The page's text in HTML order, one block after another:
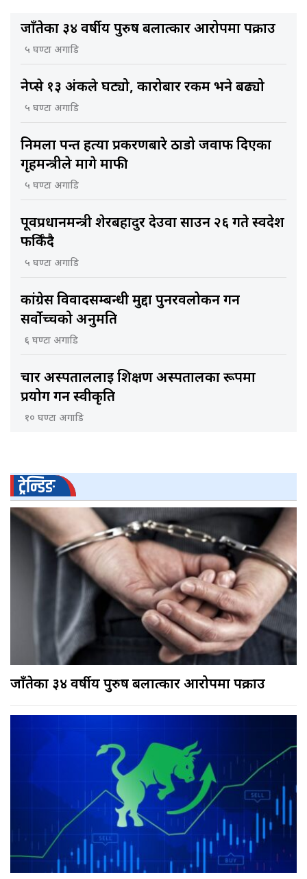
जाँतेका ३४ वर्षीय पुरुष बलात्कार आरोपमा पक्राउ
५ घण्टा अगाडि
नेप्से १३ अंकले घट्यो, कारोबार रकम भने बढ्यो
५ घण्टा अगाडि
निर्मला पन्त हत्या प्रकरणबारे ठाडो जवाफ दिएका
गृहमन्त्रीले मागे माफी
५ घण्टा अगाडि
पूर्वप्रधानमन्त्री शेरबहादुर देउवा साउन २६ गते स्वदेश
फर्किँदै
५ घण्टा अगाडि
कांग्रेस विवादसम्बन्धी मुद्दा पुनरवलोकन गर्न
सर्वोच्चको अनुमति
६ घण्टा अगाडि
चार अस्पताललाई शिक्षण अस्पतालका रूपमा
प्रयोग गर्न स्वीकृति
१० घण्टा अगाडि
ट्रेन्डिङ
जाँतेका ३४ वर्षीय पुरुष बलात्कार आरोपमा पक्राउ